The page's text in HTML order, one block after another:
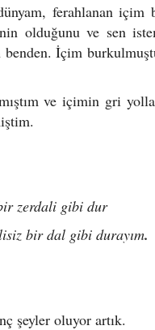
ferahlanan içim
olduğunu ve sen
İçim
ve içimin gri
zerdali gibi dur
bir dal gibi durayım.
şeyler oluyor artık.